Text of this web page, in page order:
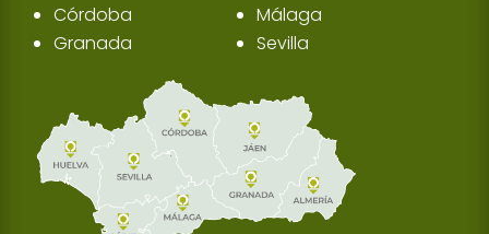
Córdoba
Granada
Málaga
Sevilla